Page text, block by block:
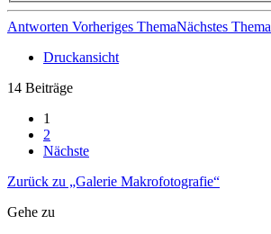
Antworten Vorheriges ThemaNächstes Thema
Druckansicht
14 Beiträge
1
2
Nächste
Zurück zu „Galerie Makrofotografie“
Gehe zu